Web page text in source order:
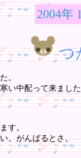
2004年
つ
。
い中配って来まし
す。
。がんばるとさ。